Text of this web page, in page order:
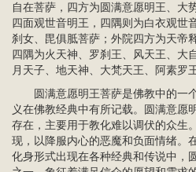
自在菩萨 ，四方为圆满意愿明王、 大
四面观世音明王，四隅则为白衣观世
刹女、毘俱胝菩萨；外院四方为天帝
四隅为火天神、罗刹王、风天王、大
月天子、地天神、大梵天王、阿素罗
圆满意愿明王菩萨是佛教中的一
义在佛教经典中有所记载。圆满意愿
存在，主要用于教化难以调伏的众生
现，以降服内心的恶魔和负面情绪。
化身形式出现在各种经典和传说中，